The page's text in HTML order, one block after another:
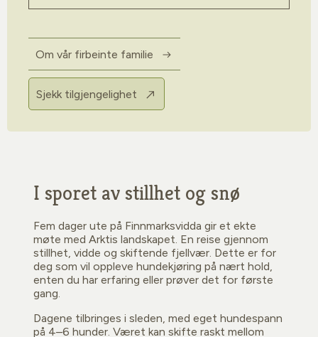
Om vår firbeinte familie
Sjekk tilgjengelighet
I sporet av stillhet og snø
Fem dager ute på Finnmarksvidda gir et ekte
møte med Arktis landskapet. En reise gjennom
stillhet, vidde og skiftende fjellvær. Dette er for
deg som vil oppleve hundekjøring på nært hold,
enten du har erfaring eller prøver det for første
gang.
Dagene tilbringes i sleden, med eget hundespann
på 4–6 hunder. Været kan skifte raskt mellom